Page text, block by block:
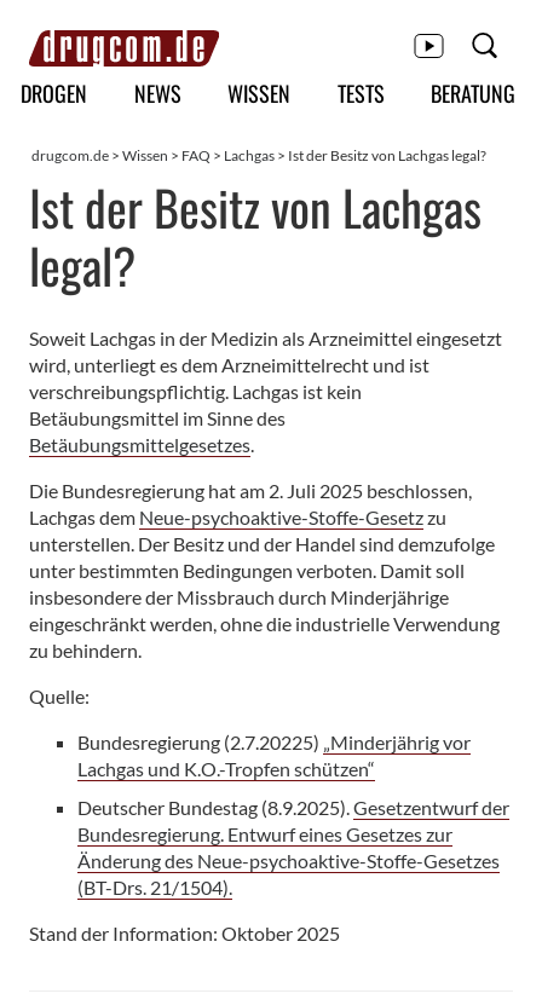
Hauptmenü
DROGEN NEWS WISSEN TESTS BERATUNG
drugcom.de > Wissen > FAQ > Lachgas > Ist der Besitz von Lachgas legal?
Ist der Besitz von Lachgas
legal?
Soweit Lachgas in der Medizin als Arzneimittel eingesetzt
wird, unterliegt es dem Arzneimittelrecht und ist
verschreibungspflichtig. Lachgas ist kein
Betäubungsmittel im Sinne des
Betäubungsmittelgesetzes.
Die Bundesregierung hat am 2. Juli 2025 beschlossen,
Lachgas dem Neue-psychoaktive-Stoffe-Gesetzzu
unterstellen. Der Besitz und der Handel sind demzufolge
unter bestimmten Bedingungen verboten. Damit soll
insbesondere der Missbrauch durch Minderjährige
eingeschränkt werden, ohne die industrielle Verwendung
zu behindern.
Quelle:
Bundesregierung (2.7.20225) „Minderjährig vor
Lachgas und K.O.-Tropfen schützen“
Deutscher Bundestag (8.9.2025).Gesetzentwurf der
Bundesregierung. Entwurf eines Gesetzes zur
Änderung des Neue-psychoaktive-Stoffe-Gesetzes
(BT-Drs. 21/1504).
Stand der Information: Oktober 2025